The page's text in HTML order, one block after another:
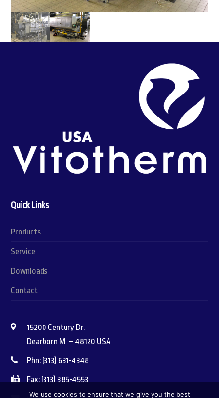
Quick Links
Products
Service
Downloads
Contact
15200 Century Dr.
Dearborn MI – 48120 USA
Phn: (313) 631-4348
Fax: (313) 385-4553
We use cookies to ensure that we give you the best